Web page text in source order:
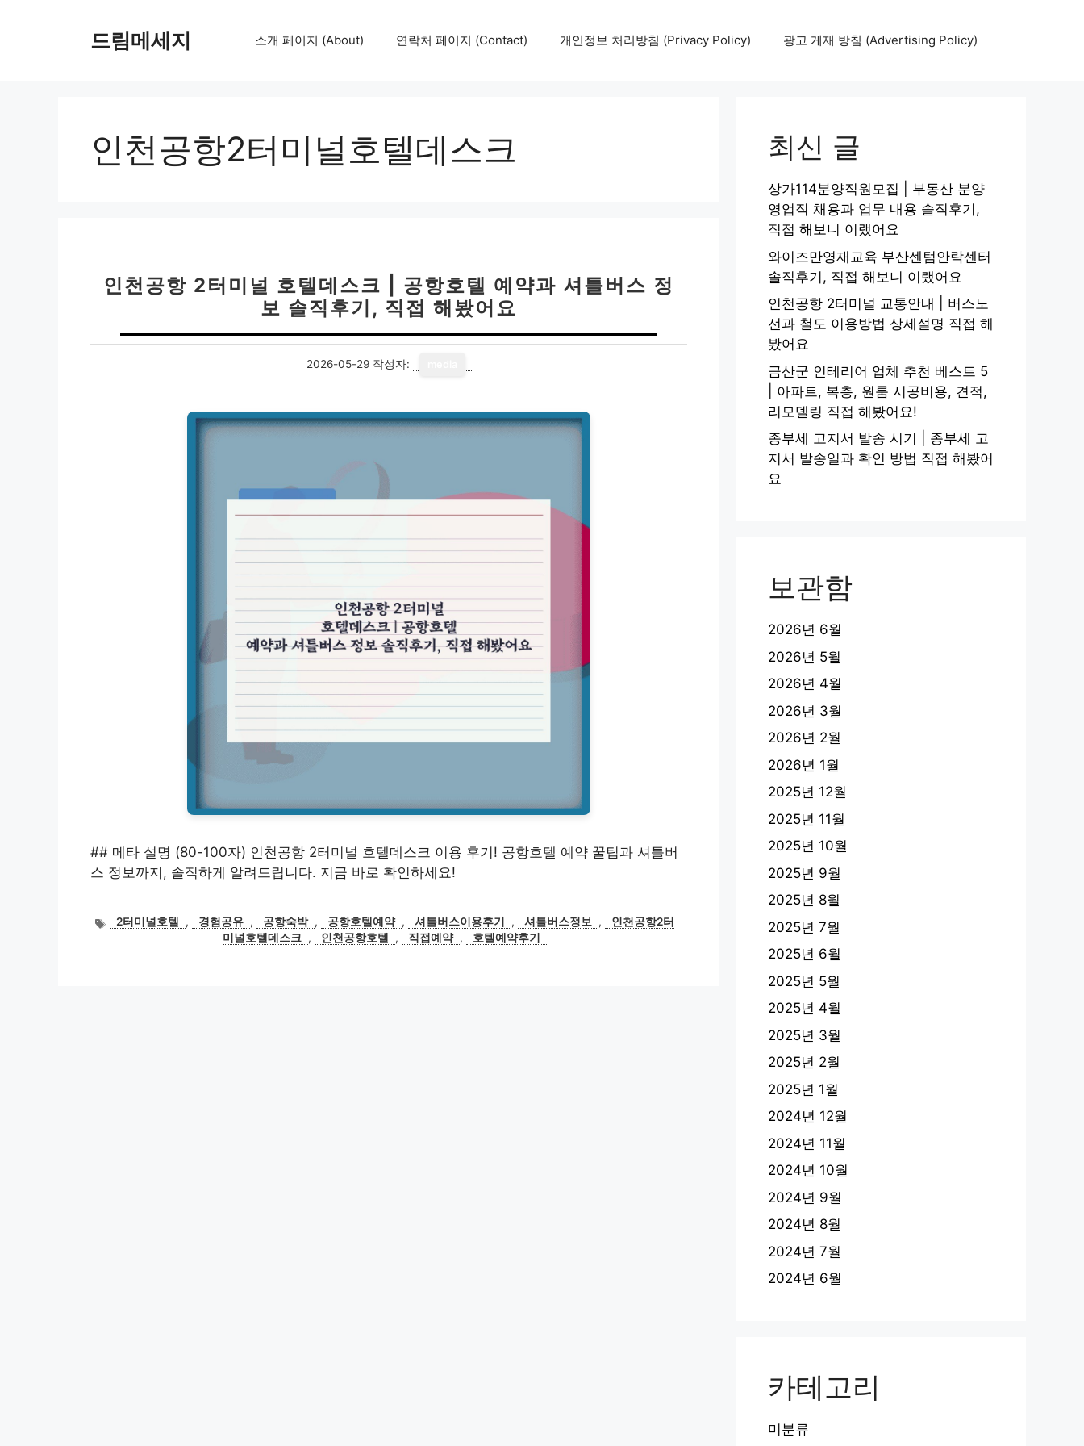
드림메세지 소개 페이지 (About) 연락처 페이지 (Contact) 개인정보 처리방침 (Privacy Policy) 광고 게재 방침 (Advertising Policy)
인천공항2터미널호텔데스크
인천공항 2터미널 호텔데스크 | 공항호텔 예약과 셔틀버스 정
보 솔직후기, 직접 해봤어요
2026-05-29 작성자:
## 메타 설명 (80-100자) 인천공항 2터미널 호텔데스크 이용 후기! 공항호텔 예약 꿀팁과 셔틀버
스 정보까지, 솔직하게 알려드립니다. 지금 바로 확인하세요!
태2터미널호텔 , 경험공유 , 공항숙박 , 공항호텔예약 , 셔틀버스이용후기 , 셔틀버스정보 ,
인천공항2터
미널호텔데스크 , 인천공항호텔 , 직접예약 , 호텔예약후기
최신 글
상가114분양직원모집 | 부동산 분양
영업직 채용과 업무 내용 솔직후기,
직접 해보니 이랬어요
와이즈만영재교육 부산센텀안락센터
솔직후기, 직접 해보니 이랬어요
인천공항 2터미널 교통안내 | 버스노
선과 철도 이용방법 상세설명 직접 해
봤어요
금산군 인테리어 업체 추천 베스트 5
| 아파트, 복층, 원룸 시공비용, 견적,
리모델링 직접 해봤어요!
종부세 고지서 발송 시기 | 종부세 고
지서 발송일과 확인 방법 직접 해봤어
요
보관함
2026년 6월
2026년 5월
2026년 4월
2026년 3월
2026년 2월
2026년 1월
2025년 12월
2025년 11월
2025년 10월
2025년 9월
2025년 8월
2025년 7월
2025년 6월
2025년 5월
2025년 4월
2025년 3월
2025년 2월
2025년 1월
2024년 12월
2024년 11월
2024년 10월
2024년 9월
2024년 8월
2024년 7월
2024년 6월
카테고리
미분류